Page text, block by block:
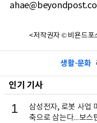
<저작권자 © 비욘드포
생활·문화
인기 기사
1
삼성전자, 로봇 사업
축으로 삼는다...보스